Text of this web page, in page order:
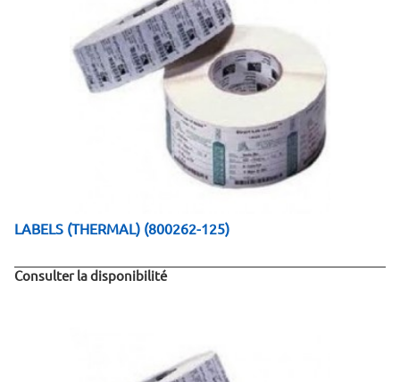
LABELS (THERMAL) (800262-125)
Consulter la disponibilité